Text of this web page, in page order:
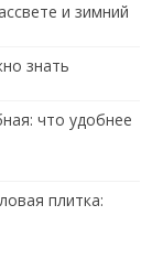
и зимний
знать
что удобнее
плитка: